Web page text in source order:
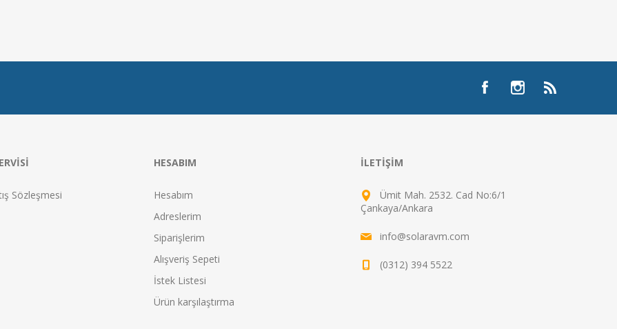
Sözleşmesi
HESABIM
Hesabım
Adreslerim
Siparişlerim
Alışveriş Sepeti
İstek Listesi
Ürün karşılaştırma
İLETIŞIM
Ümit Mah. 2532. Cad No:6/1
Çankaya/Ankara
info@solaravm.com
(0312) 394 5522